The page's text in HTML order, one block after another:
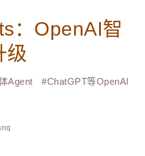
：OpenAI智
级
Agent #ChatGPT等OpenAI